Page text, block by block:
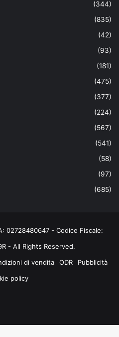
(344)
(835)
(42)
(93)
(181)
(475)
(377)
(224)
(567)
(541)
(58)
(97)
(685)
02728480647 - Codice Fiscale:
- All Rights Reserved.
di vendita ODR
Pubblicità
policy
Tube